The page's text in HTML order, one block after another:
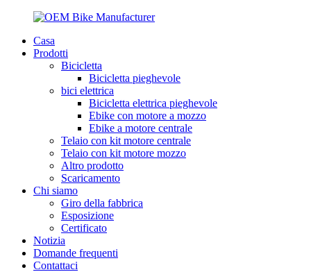
Casa
Prodotti
Bicicletta
Bicicletta pieghevole
bici elettrica
Bicicletta elettrica pieghevole
Ebike con motore a mozzo
Ebike a motore centrale
Telaio con kit motore centrale
Telaio con kit motore mozzo
Altro prodotto
Scaricamento
Chi siamo
Giro della fabbrica
Esposizione
Certificato
Notizia
Domande frequenti
Contattaci